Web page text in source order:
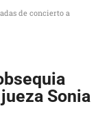
de concierto a
Sonia